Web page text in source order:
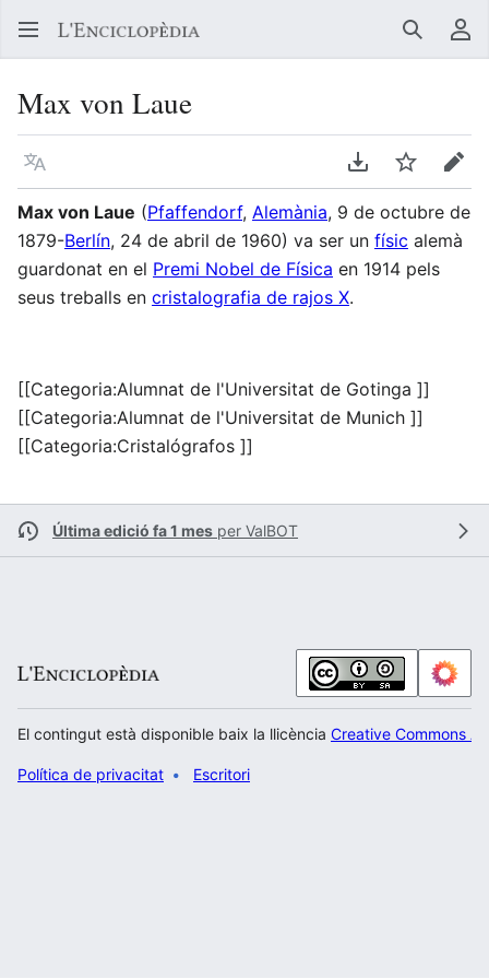
Buscar
Max von Laue
Llegir en un atre idioma Descarregar en
Vigilar
Max von Laue (Pfaffendorf, Alemània, 9 de octubre de
1879-Berlín, 24 de abril de 1960) va ser un físic alemà
guardonat en el Premi Nobel de Física en 1914 pels
seus treballs en cristalografia de rajos X.
[[Categoria:Alumnat de l'Universitat de Gotinga ]]
[[Categoria:Alumnat de l'Universitat de Munich ]]
[[Categoria:Cristalógrafos ]]
Última edició fa 1 mes per ValBOT
El contingut està disponible baix la llicència Creative Commons
Política de privacitat Escritori